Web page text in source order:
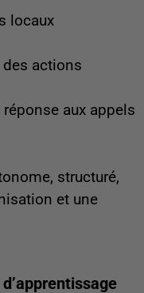
locaux
actions
aux appels
structuré,
et une